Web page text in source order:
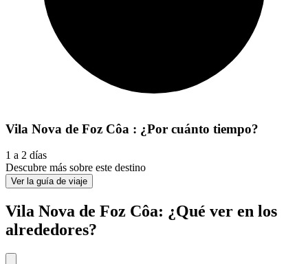
Vila Nova de Foz Côa : ¿Por cuánto tiempo?
1 a 2 días
Descubre más sobre este destino
Ver la guía de viaje
Vila Nova de Foz Côa: ¿Qué ver en los
alrededores?